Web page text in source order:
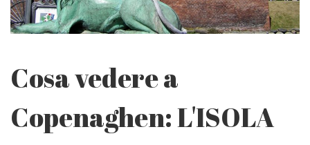
Cosa vedere a
Copenaghen: L'ISOLA